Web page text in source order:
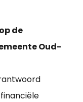
de
Oud-